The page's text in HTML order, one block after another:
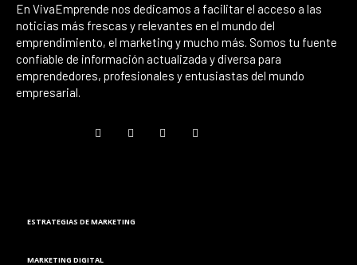
En VivaEmprende nos dedicamos a facilitar el acceso a las
noticias más frescas y relevantes en el mundo del
emprendimiento, el marketing y mucho más. Somos tu fuente
confiable de información actualizada y diversa para
emprendedores, profesionales y entusiastas del mundo
empresarial.
ESTRATEGIAS DE MARKETING
MARKETING DIGITAL